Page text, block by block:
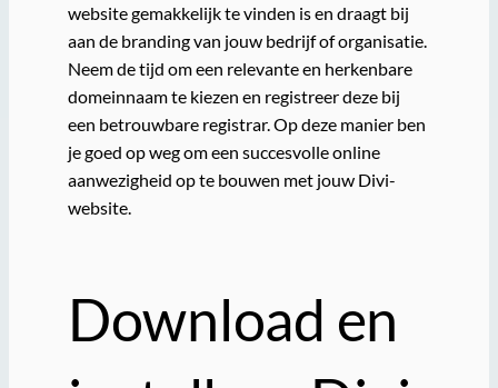
website gemakkelijk te vinden is en draagt bij
aan de branding van jouw bedrijf of organisatie.
Neem de tijd om een relevante en herkenbare
domeinnaam te kiezen en registreer deze bij
een betrouwbare registrar. Op deze manier ben
je goed op weg om een succesvolle online
aanwezigheid op te bouwen met jouw Divi-
website.
Download en